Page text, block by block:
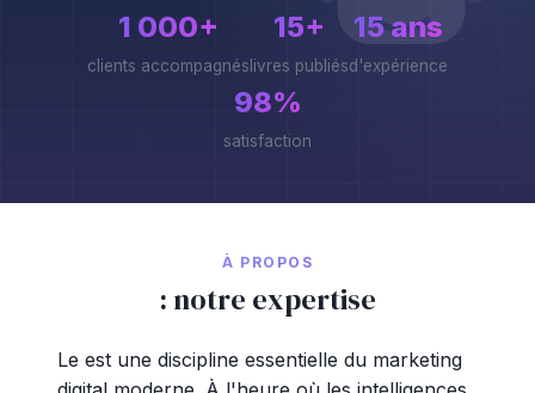
1 000+
clients accompagnés
15+
livres publiés
15 ans
d'expérience
98%
satisfaction
À PROPOS
: notre expertise
Le est une discipline essentielle du marketing